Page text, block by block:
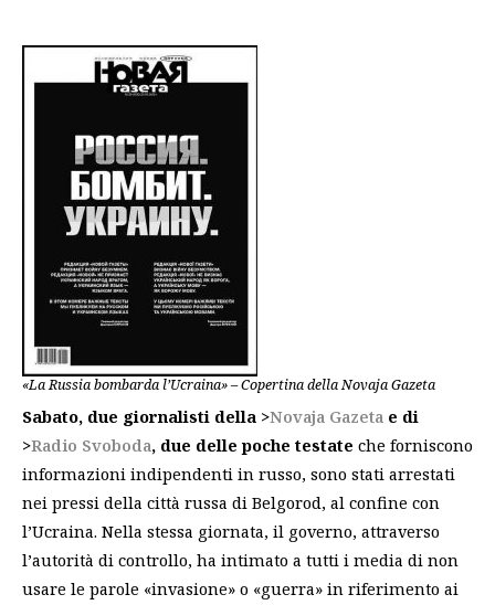
«La Russia bombarda l’Ucraina» – Copertina della Novaja Gazeta
Sabato, due giornalisti della >Novaja Gazeta e di
>Radio Svoboda, due delle poche testate che forniscono
informazioni indipendenti in russo, sono stati arrestati
nei pressi della città russa di Belgorod, al confine con
l’Ucraina. Nella stessa giornata, il governo, attraverso
l’autorità di controllo, ha intimato a tutti i media di non
usare le parole «invasione» o «guerra» in riferimento ai